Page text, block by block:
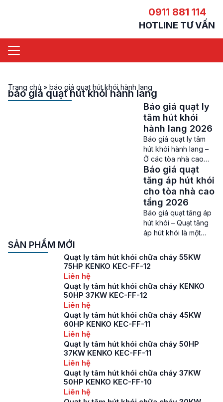
0911 881 114
HOTLINE TƯ VẤN
Trang chủ » báo giá quạt hút khói hành lang
báo giá quạt hút khói hành lang
Báo giá quạt ly
tâm hút khói
hành lang 2026
Báo giá quạt ly tâm
hút khói hành lang –
Ở các tòa nhà cao
tầng, những khu
chung cư, trung tâm
thương mại, tòa nhà
văn phòng hiện nay
đều trang bị thiết bị
thông gió, hút khói
như quạt ly tâm hút
khói hành làng để
mọi người […]
Báo giá quạt
tăng áp hút khói
cho tòa nhà cao
tầng 2026
Báo giá quạt tăng áp
hút khói – Quạt tăng
áp hút khói là một
quạt công nghiệp
không thể thiếu ở các
trung tâm thương mại,
khu chung cư, … Báo
khói, quạt hút khói
hành lang cho tòa
SẢN PHẨM MỚI
Quạt ly tâm hút khói chữa cháy 55KW
75HP KENKO KEC-FF-12
Liên hệ
Quạt ly tâm hút khói chữa cháy KENKO
50HP 37KW KEC-FF-12
Liên hệ
Quạt ly tâm hút khói chữa cháy 45KW
60HP KENKO KEC-FF-11
Liên hệ
Quạt ly tâm hút khói chữa cháy 50HP
37KW KENKO KEC-FF-11
Liên hệ
Quạt ly tâm hút khói chữa cháy 37KW
50HP KENKO KEC-FF-10
Liên hệ